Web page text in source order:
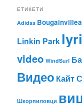
ЕТИКЕТИ
Adidas Bougainvillea
Linkin Park
video WindSurf
Видео Кайт
Шкорпиловци